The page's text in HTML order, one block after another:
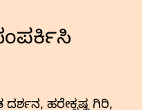
ದರ್ಶನ, ಹರೇಕೃಷ್ಣ ಗಿರಿ,